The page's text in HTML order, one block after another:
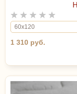
1 310 руб.